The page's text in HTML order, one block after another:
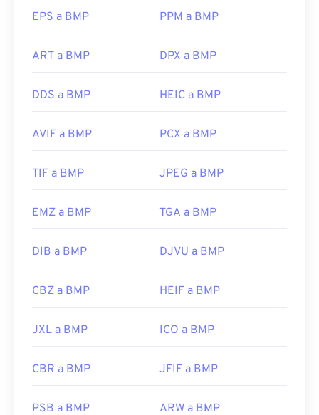
del dispositivo (
) puede abrirse en
operativo o aplicación.
Además de abrir archivos BMP, se pueden usar
Illustrator. Si necesita convertir el BMP en una
Otras aplicaciones que pueden abrir archivos BMP
Desarrollado por:
Microsoft Corporation
Enlaces útiles:
es/windows/win32/gdi/bitmaps
EPS a BMP PPM a BMP
ART a BMP DPX a BMP
DDS a BMP HEIC a BMP
AVIF a BMP PCX a BMP
TIF a BMP JPEG a BMP
EMZ a BMP TGA a BMP
DIB a BMP DJVU a BMP
CBZ a BMP HEIF a BMP
JXL a BMP ICO a BMP
CBR a BMP JFIF a BMP
PSB a BMP ARW a BMP